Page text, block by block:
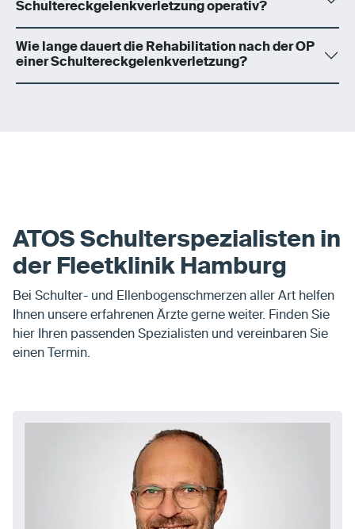
Schultereckgelenkverletzung operativ?
Wie lange dauert die Rehabilitation nach der OP
einer Schultereckgelenkverletzung?
ATOS Schulterspezialisten in
der Fleetklinik Hamburg
Bei Schulter- und Ellenbogenschmerzen aller Art helfen
Ihnen unsere erfahrenen Ärzte gerne weiter. Finden Sie
hier Ihren passenden Spezialisten und vereinbaren Sie
einen Termin.